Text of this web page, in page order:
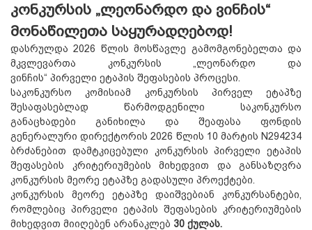
კონკურსის „ლეონარდო და ვინჩის“
მონაწილეთა საყურადღებოდ!
დასრულდა 2026 წლის მოსწავლე გამომგონებელთა და
მკვლევართა კონკურსის „ლეონარდო და
ვინჩის“ პირველი ეტაპის შეფასების პროცესი.
საკონკურსო კომისიამ კონკურსის პირველ ეტაპზე
შესაფასებლად წარმოდგენილი საკონკურსო
განაცხადები განიხილა და შეაფასა ფონდის
გენერალური დირექტორის 2026 წლის 10 მარტის N294234
ბრძანებით დამტკიცებული კონკურსის პირველი ეტაპის
შეფასების კრიტერიუმების მიხედვით და განსაზღვრა
კონკურსის მეორე ეტაპზე გადასული პროექტები.
კონკურსის მეორე ეტაპზე დაიშვებიან კონკურსანტები,
რომლებიც პირველი ეტაპის შეფასების კრიტერიუმების
მიხედვით მიიღებენ არანაკლებ 30 ქულას.